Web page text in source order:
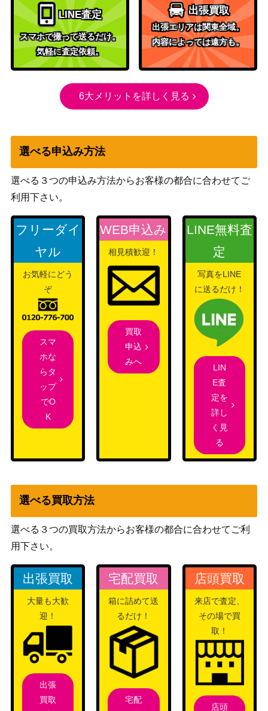
LINE査定
スマホで撮って送るだけ。
気軽に査定依頼。
出張買取
出張エリアは関東全域。
内容によっては遠方も。
6大メリットを詳しく見る
選べる申込み方法
選べる３つの申込み方法からお客様の都合に合わせてご
利用下さい。
フリーダイ
ヤル
お気軽にどう
ぞ
スマ
ホな
らタ
ップ
でO
K
WEB申込み
相見積歓迎！
買取
申込
みへ
LINE無料査
定
写真をLINE
に送るだけ！
LIN
E査
定を
詳し
く見
る
選べる買取方法
選べる３つの買取方法からお客様の都合に合わせてご利
用下さい。
出張買取
大量も大歓
迎！
出張
買取
宅配買取
箱に詰めて送
るだけ！
宅配
店頭買取
来店で査定、
その場で買
取！
店頭